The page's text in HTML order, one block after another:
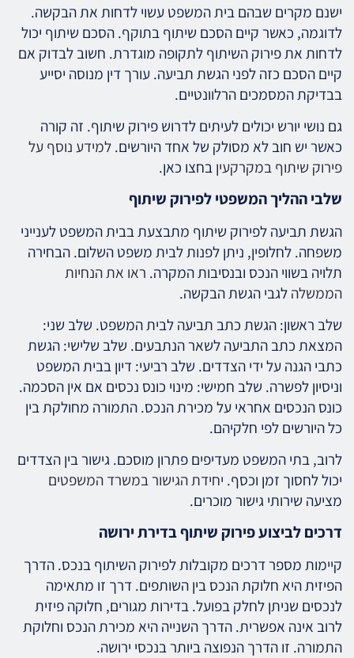
ישנם מקרים שבהם בית המשפט עשוי לדחות את הבקשה.
לדוגמה, כאשר קיים הסכם שיתוף בתוקף. הסכם שיתוף יכול
לדחות את פירוק השיתוף לתקופה מוגדרת. חשוב לבדוק אם
קיים הסכם כזה לפני הגשת תביעה. עורך דין מנוסה יסייע
בבדיקת המסמכים הרלוונטיים.
גם נושי יורש יכולים לעיתים לדרוש פירוק שיתוף. זה קורה
כאשר יש חוב לא מסולק של אחד היורשים.למידע נוסף על
פירוק שיתוף במקרקעיןבחצו כאן.
שלבי ההליך המשפטי לפירוק שיתוף
הגשת תביעה לפירוק שיתוף מתבצעת בבית המשפט לענייני
משפחה. לחלופין, ניתן לפנות לבית משפט השלום. הבחירה
תלויה בשווי הנכס ובנסיבות המקרה. ראו את הנחיות
הממשלהלגבי הגשת הבקשה.
שלב ראשון: הגשת כתב תביעה לבית המשפט. שלב שני:
המצאת כתב התביעה לשאר הנתבעים. שלב שלישי: הגשת
כתבי הגנה על ידי הצדדים. שלב רביעי: דיון בבית המשפט
וניסיון לפשרה. שלב חמישי: מינוי כונס נכסים אם אין הסכמה.
כונס הנכסים אחראי על מכירת הנכס. התמורה מחולקת בין
כל היורשים לפי חלקיהם.
לרוב, בתי המשפט מעדיפים פתרון מוסכם. גישור בין הצדדים
יכול לחסוך זמן וכסף. יחידת הגישור במשרד המשפטים
מציעה שירותי גישור מוכרים.
דרכים לביצוע פירוק שיתוף בדירת ירושה
קיימות מספר דרכים מקובלות לפירוק השיתוף בנכס. הדרך
הפיזית היא חלוקת הנכס בין השותפים. דרך זו מתאימה
לנכסים שניתן לחלק בפועל. בדירות מגורים, חלוקה פיזית
לרוב אינה אפשרית. הדרך השנייה היא מכירת הנכס וחלוקת
התמורה. זו הדרך הנפוצה ביותר בנכסי ירושה.